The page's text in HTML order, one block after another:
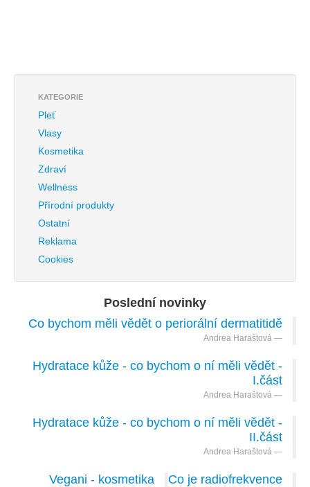
KATEGORIE
Pleť
Vlasy
Kosmetika
Zdraví
Wellness
Přírodní produkty
Ostatní
Reklama
Cookies
Poslední novinky
Co bychom měli vědět o periorální dermatitidě
Andrea Haraštová
Hydratace kůže - co bychom o ní měli vědět -
I.část
Andrea Haraštová
Hydratace kůže - co bychom o ní měli vědět -
II.část
Andrea Haraštová
Co je radiofrekvence
Vegani - kosmetika